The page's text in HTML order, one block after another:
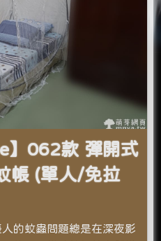
】062款 彈開式
帳 (單人/免拉
的蚊蟲問題總是在深夜影